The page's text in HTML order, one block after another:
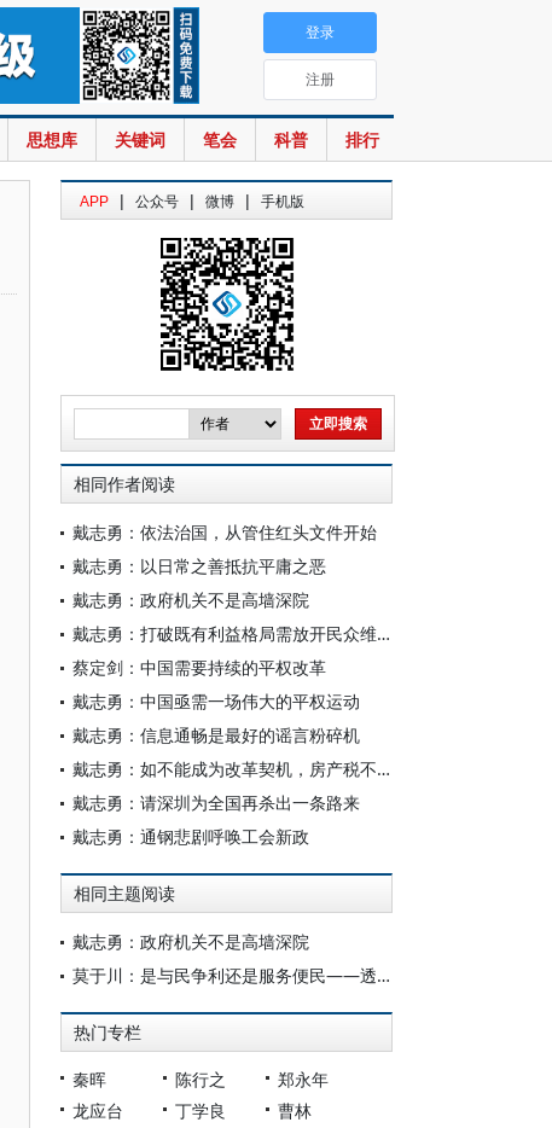
思想库 关键词 笔会 科普 排行
登录
注册
APP | 公众号 | 微博 | 手机版
相同作者阅读
戴志勇：依法治国，从管住红头文件开始
戴志勇：以日常之善抵抗平庸之恶
戴志勇：政府机关不是高墙深院
戴志勇：打破既有利益格局需放开民众维权
蔡定剑：中国需要持续的平权改革
戴志勇：中国亟需一场伟大的平权运动
戴志勇：信息通畅是最好的谣言粉碎机
戴志勇：如不能成为改革契机，房产税不征也罢
戴志勇：请深圳为全国再杀出一条路来
戴志勇：通钢悲剧呼唤工会新政
相同主题阅读
戴志勇：政府机关不是高墙深院
莫于川：是与民争利还是服务便民——透过农地权益行政案件看政府机关的角色错位与出路
热门专栏
秦晖 陈行之
郑永年
龙应台
丁学良
曹林